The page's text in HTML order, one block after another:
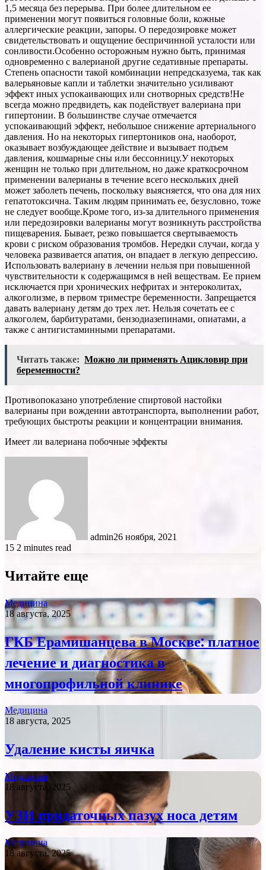
1,5 месяца без перерыва. При более длительном ее
применении могут появиться головные боли, кожные
аллергические реакции, запоры. О передозировке может
свидетельствовать и ощущение беспричинной усталости или
сонливости.Особенно осторожным нужно быть, принимая
одновременно с валерианой другие седативные препараты.
Степень опасности такой комбинации непредсказуема, так как
валерьяновые капли и таблетки значительно усиливают
эффект иных успокаивающих или снотворных средств!Не
всегда можно предвидеть, как подействует валериана при
гипертонии. В большинстве случае отмечается
успокаивающий эффект, небольшое снижение артериального
давления. Но на некоторых гипертоников она, наоборот,
оказывает возбуждающее действие и вызывает подъем
давления, кошмарные сны или бессонницу.У некоторых
женщин не только при длительном, но даже краткосрочном
применении валерианы в течение всего нескольких дней
может заболеть печень, поскольку выясняется, что она для них
гепатотоксична. Таким людям принимать ее, безусловно, тоже
не следует вообще.Кроме того, из-за длительного применения
или передозировки валерианы могут возникнуть расстройства
пищеварения. Бывает, резко повышается свертываемость
крови с риском образования тромбов. Нередки случаи, когда у
человека развивается апатия, он впадает в легкую депрессию.
Использовать валериану в лечении нельзя при повышенной
чувствительности к содержащимся в ней веществам. Ее прием
исключается при хронических нефритах и энтероколитах,
алкоголизме, в первом триместре беременности. Запрещается
давать валериану детям до трех лет. Нельзя сочетать ее с
алкоголем, барбитуратами, бензодиазепинами, опиатами, а
также с антигистаминными препаратами.
Читать также: Можно ли применять Ацикловир при
беременности?
Противопоказано употребление спиртовой настойки
валерианы при вождении автотранспорта, выполнении работ,
требующих быстроты реакции и концентрации внимания.
Имеет ли валериана побочные эффекты
admin26 ноября, 2021
15 2 minutes read
Читайте еще
Медицина
18 августа, 2025
ГКБ Ерамишанцева в Москве: платное
лечение и диагностика в
многопрофильной клинике
Медицина
18 августа, 2025
Удаление кисты яичка
Медицина
18 августа, 2025
УЗИ придаточных пазух носа детям
Медицина
18 августа, 2025